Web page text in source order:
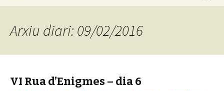
Arxiu diari: 09/02/2016
VI Rua d’Enigmes – dia 6